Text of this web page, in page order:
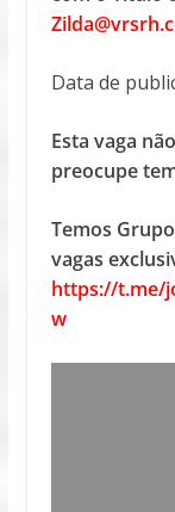
Data de
Esta vaga
preocupe
Temos
vagas
https://t.me/
w